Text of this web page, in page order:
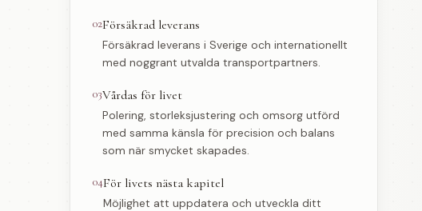
02Försäkrad leverans
Försäkrad leverans i Sverige och internationellt
med noggrant utvalda transportpartners.
03Vårdas för livet
Polering, storleksjustering och omsorg utförd
med samma känsla för precision och balans
som när smycket skapades.
04För livets nästa kapitel
Möjlighet att uppdatera och utveckla ditt